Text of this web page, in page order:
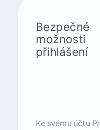
Bezpečné
možnosti
přihlášení
Ke svému účtu